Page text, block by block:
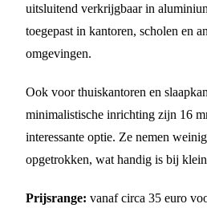
uitsluitend verkrijgbaar in
toegepast in kantoren, scholen en
omgevingen.
Ook voor thuiskantoren en
minimalistische inrichting zijn 16
interessante optie. Ze nemen
opgetrokken, wat handig is bij
Prijsrange: vanaf circa 35 euro